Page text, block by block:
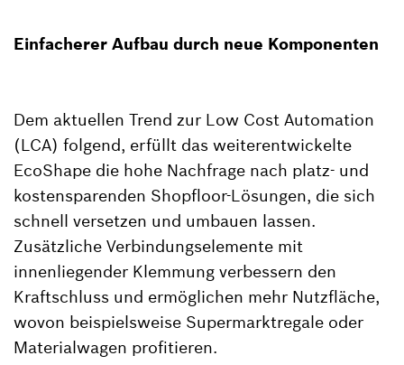
Einfacherer Aufbau durch neue Komponenten
Dem aktuellen Trend zur Low Cost Automation
(LCA) folgend, erfüllt das weiterentwickelte
EcoShape die hohe Nachfrage nach platz- und
kostensparenden Shopfloor-Lösungen, die sich
schnell versetzen und umbauen lassen.
Zusätzliche Verbindungselemente mit
innenliegender Klemmung verbessern den
Kraftschluss und ermöglichen mehr Nutzfläche,
wovon beispielsweise Supermarktregale oder
Materialwagen profitieren.